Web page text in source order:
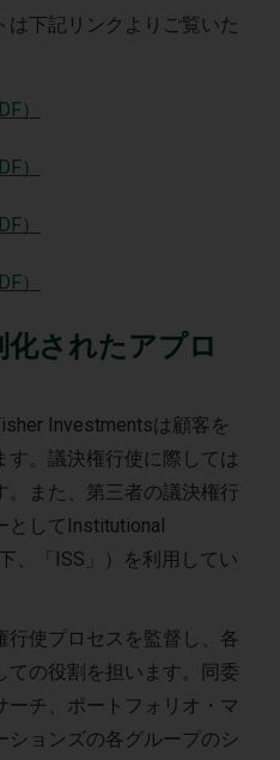
下記リンクよりご覧いた
）
）
）
）
されたアプロ
Investmentsは顧客を
。議決権行使に際しては
また、第三者の議決権行
してInstitutional
、「ISS」）を利用してい
使プロセスを監督し、各
の役割を担います。同委
ーチ、ポートフォリオ・マ
ションズの各グループのシ